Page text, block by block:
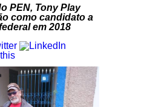
PEN, Tony Play
como candidato a
em 2018